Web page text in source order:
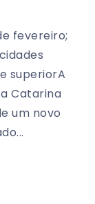
fevereiro;
superiorA
Catarina
um novo